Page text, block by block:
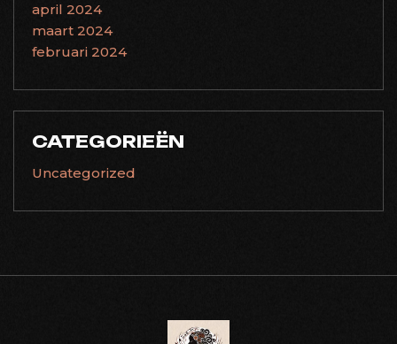
april 2024
maart 2024
februari 2024
CATEGORIEËN
Uncategorized